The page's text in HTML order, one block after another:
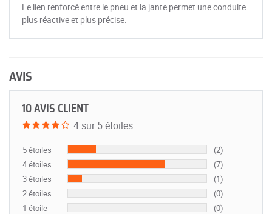
Le lien renforcé entre le pneu et la jante permet une conduite
plus réactive et plus précise.
AVIS
10 AVIS CLIENT
4 sur 5 étoiles
5 étoiles
(2)
4 étoiles
(7)
3 étoiles
(1)
2 étoiles
(0)
1 étoile
(0)